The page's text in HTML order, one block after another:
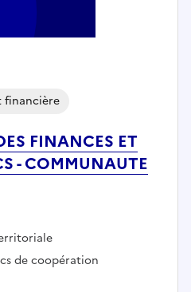
FINANCES ET
- COMMUNAUTE
financière
de coopération